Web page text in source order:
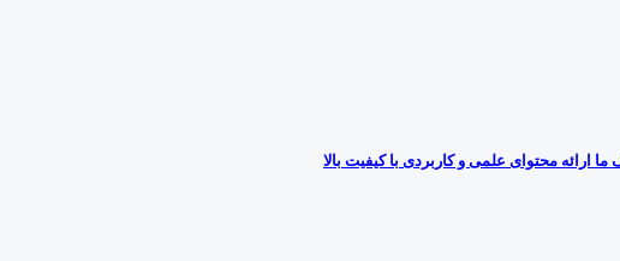
محتوای علمی و کاربردی با کیفیت بالا